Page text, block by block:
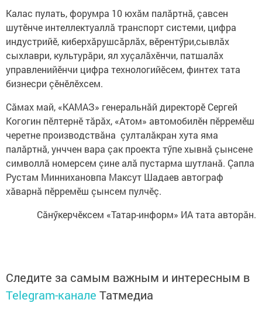
Калас пулать, форумра 10 юхăм палăртнă, çавсен
шутӗнче интеллектуаллă транспорт системи, цифра
индустрийӗ, киберхăрушсăрлăх, вӗрентӳри,сывлăх
сыхлаври, культурăри, ял хуçалăхӗнчи, патшалăх
управленийӗнчи цифра технологийӗсем, финтех тата
бизнесри çӗнӗлӗхсем.
Сăмах май, «КАМАЗ» генеральнăй директорӗ Сергей
Когогин пӗлтернӗ тăрăх, «Атом» автомобилӗн пӗрремӗш
черетне производствăна çулталăкран хута яма
палăртнă, унччен вара çак проекта тӳпе хывнă çынсене
символлă номерсем çине алă пустарма шутланă. Çапла
Рустам Миннихановпа Максут Шадаев автограф
хăварнă пӗрремӗш çынсем пулчӗç.
Сăнӳкерчӗксем «Татар-информ» ИА тата авторăн.
Следите за самым важным и интересным в
Telegram-канале Татмедиа